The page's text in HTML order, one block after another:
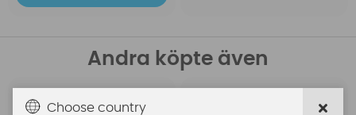
Andra köpte även
BaseChoose country